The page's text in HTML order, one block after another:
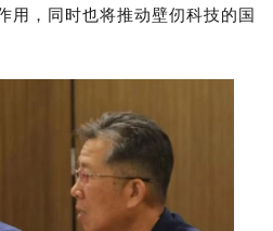
用，同时也将推动壁仞科技的国